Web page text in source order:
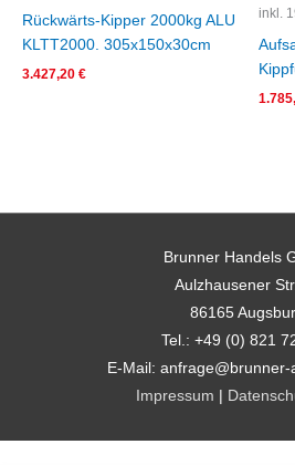
Rückwärts-Kipper 2000kg ALU
KLTT2000. 305x150x30cm
3.427,20 €
inkl.
Brunner Handels
Aulzhausener
86165
Tel.: +49 (0) 821
E-Mail: anfrage@brunner-
Impressum